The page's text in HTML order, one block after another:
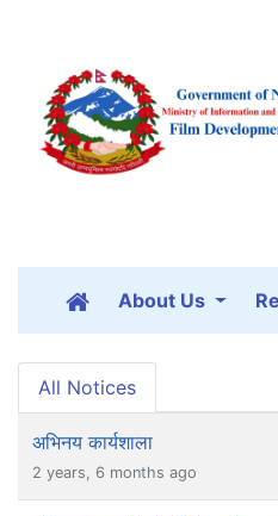
About Us
All Notices
अभिनय कार्यशाला
2 years, 6 months ago